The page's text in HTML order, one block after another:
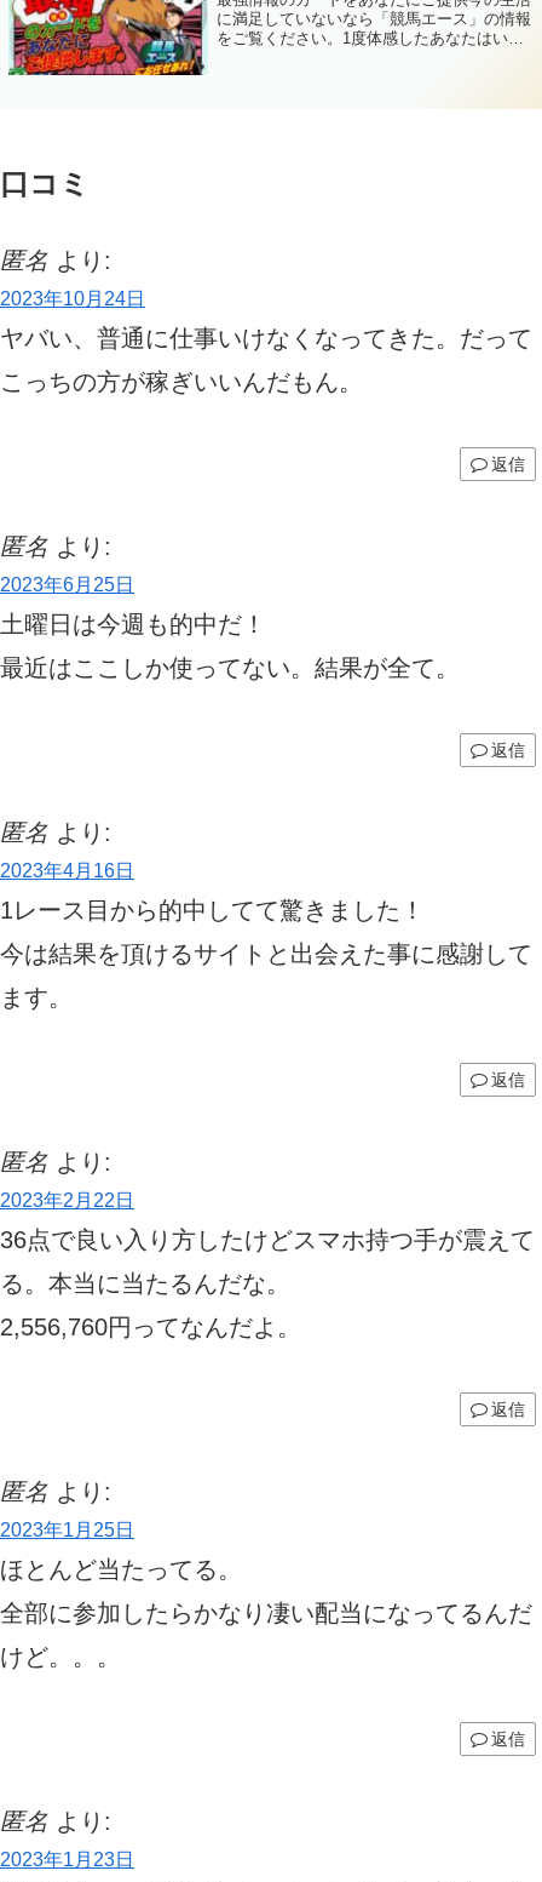
に満足していないなら「競馬エース」の情報
をご覧ください。1度体感したあなたはいい
口コミ
匿名 より:
2023年10月24日
ヤバい、普通に仕事いけなくなってきた。だって
こっちの方が稼ぎいいんだもん。
返信
匿名 より:
2023年6月25日
土曜日は今週も的中だ！
最近はここしか使ってない。結果が全て。
返信
匿名 より:
2023年4月16日
1レース目から的中してて驚きました！
今は結果を頂けるサイトと出会えた事に感謝して
ます。
返信
匿名 より:
2023年2月22日
36点で良い入り方したけどスマホ持つ手が震えて
る。本当に当たるんだな。
2,556,760円ってなんだよ。
返信
匿名 より:
2023年1月25日
ほとんど当たってる。
全部に参加したらかなり凄い配当になってるんだ
けど。。。
返信
匿名 より:
2023年1月23日